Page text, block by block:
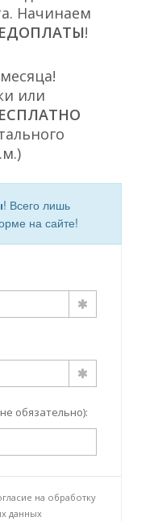
Начинаем
!
или
! Всего лишь
на сайте!
обязательно):
на обработку
данных